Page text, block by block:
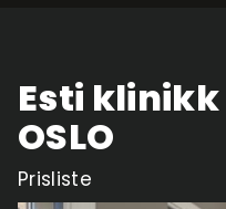
Esti
OSLO
Prisliste